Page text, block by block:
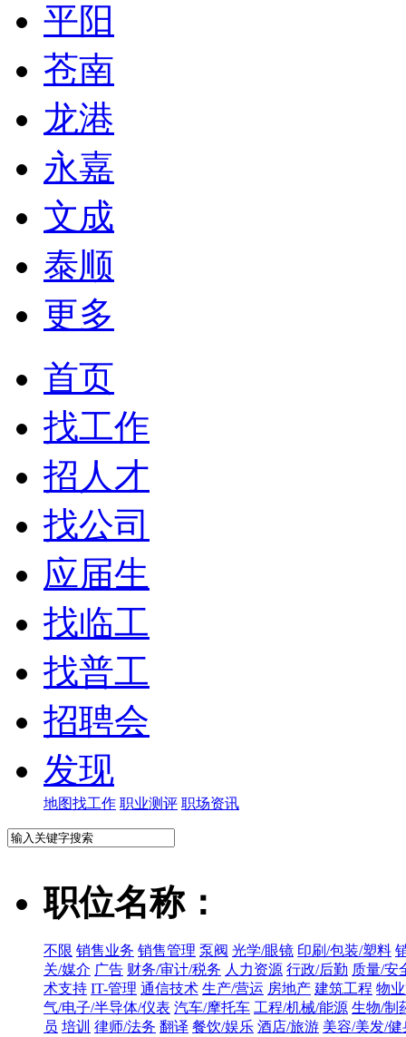
平阳
苍南
龙港
永嘉
文成
泰顺
更多
首页
找工作
招人才
找公司
应届生
找临工
找普工
招聘会
发现
地图找工作 职业测评 职场资讯
职位名称：
不限 销售业务 销售管理 泵阀 光学/眼镜 印刷/包装/塑料
关/媒介 广告 财务/审计/税务 人力资源 行政/后勤 质量/安
术支持 IT-管理 通信技术 生产/营运 房地产 建筑工程 物
气/电子/半导体/仪表 汽车/摩托车 工程/机械/能源 生物/制
员 培训 律师/法务 翻译 餐饮/娱乐 酒店/旅游 美容/美发/健